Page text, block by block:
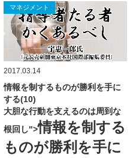
マネジメント
2017.03.14
情報を制するものが勝利を手に
する(10)
大胆な行動を支えるのは周到な
根回し">情報を制する
ものが勝利を手に